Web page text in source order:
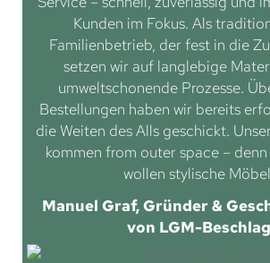
Kunden im Fokus. Als
Familienbetrieb, der fest in die
setzen wir auf langlebige
umweltschonende Prozesse.
Bestellungen haben wir bereits
die Weiten des Alls geschickt.
kommen from outer space –
wollen stylische
Manuel Graf, Gründer &
von LGM-Beschlag